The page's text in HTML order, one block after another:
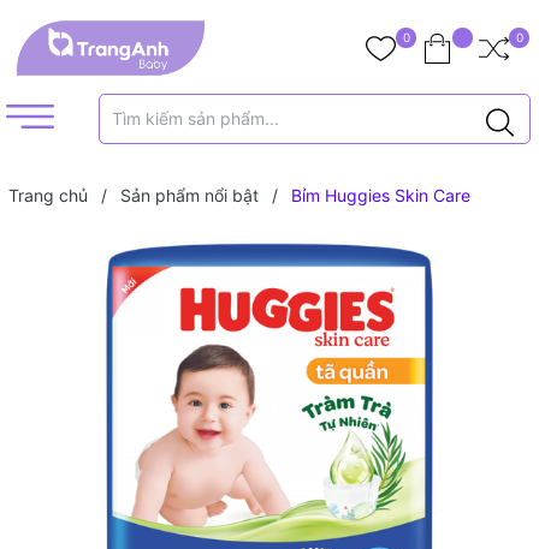
0 0
Trang chủ / Sản phẩm nổi bật / Bỉm Huggies Skin Care